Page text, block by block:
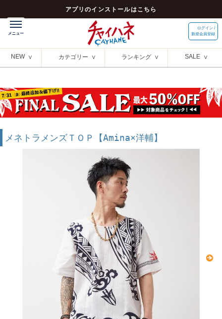
アプリのインストールはこちら
ログイン /
新規会員登録
NEW カテゴリー ランキング SALE
メネトラメンズＴＯＰ【Amina×洋輔】